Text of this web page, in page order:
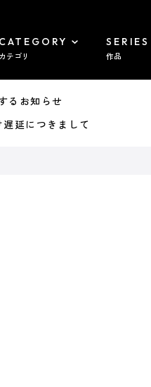
CATEGORY
カテゴリ
SERIES
作品
るお知らせ
延につきまして